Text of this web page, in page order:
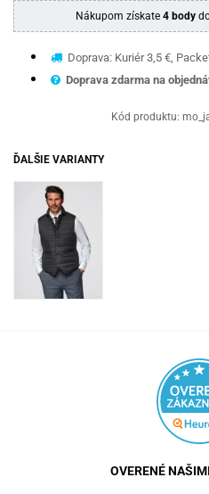
Nákupom získate 4 body
Doprava: Kuriér 3,5 €,
Doprava zdarma na
Kód produktu:
ĎALŠIE VARIANTY
OVERENÉ